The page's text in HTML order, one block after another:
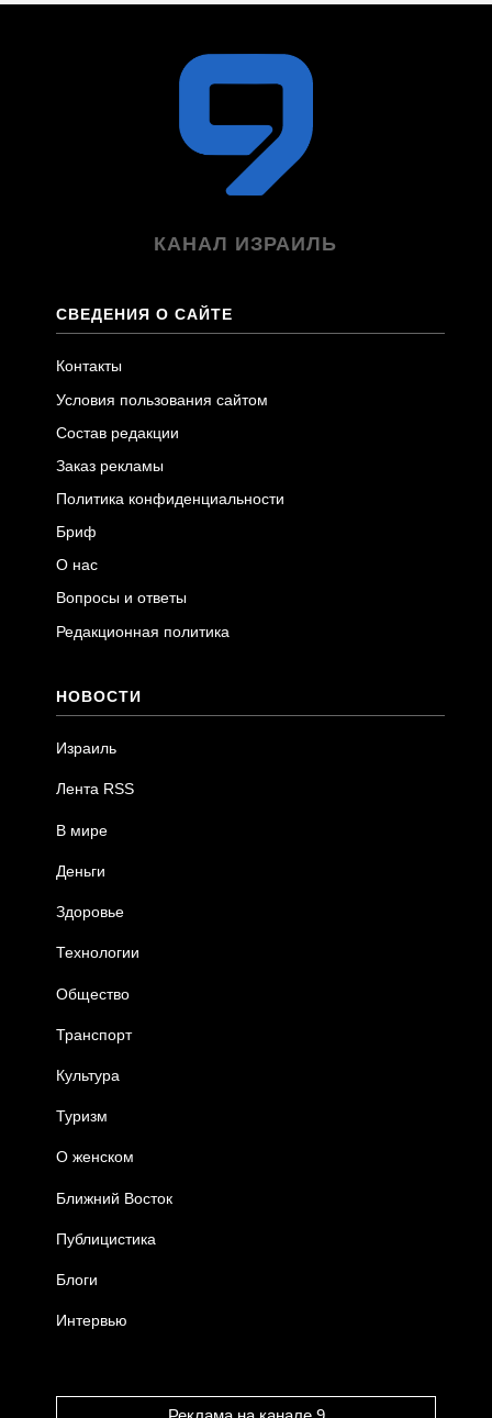
КАНАЛ ИЗРАИЛЬ
СВЕДЕНИЯ О САЙТЕ
Контакты
Условия пользования сайтом
Состав редакции
Заказ рекламы
Политика конфиденциальности
Бриф
О нас
Вопросы и ответы
Редакционная политика
НОВОСТИ
Израиль
Лента RSS
В мире
Деньги
Здоровье
Технологии
Общество
Транспорт
Культура
Туризм
О женском
Ближний Восток
Публицистика
Блоги
Интервью